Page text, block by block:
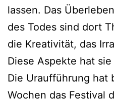
lassen. Das
des Todes sind dort
die Kreativität, das
Diese Aspekte hat
Die Uraufführung hat
Wochen das Festival